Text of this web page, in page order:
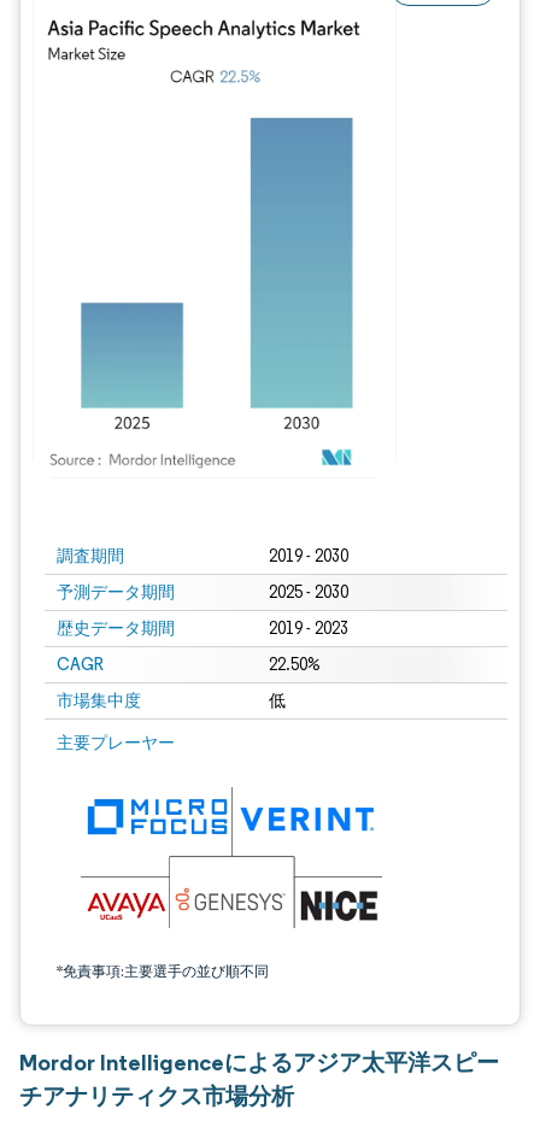
調査期間 2019 - 2030
予測データ期間 2025 - 2030
歴史データ期間 2019 - 2023
CAGR 22.50%
市場集中度 低
主要プレーヤー
*免責事項:主要選手の並び順不同
Mordor Intelligenceによるアジア太平洋スピー
チアナリティクス市場分析